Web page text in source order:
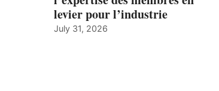
levier pour l’industrie
July 31, 2026